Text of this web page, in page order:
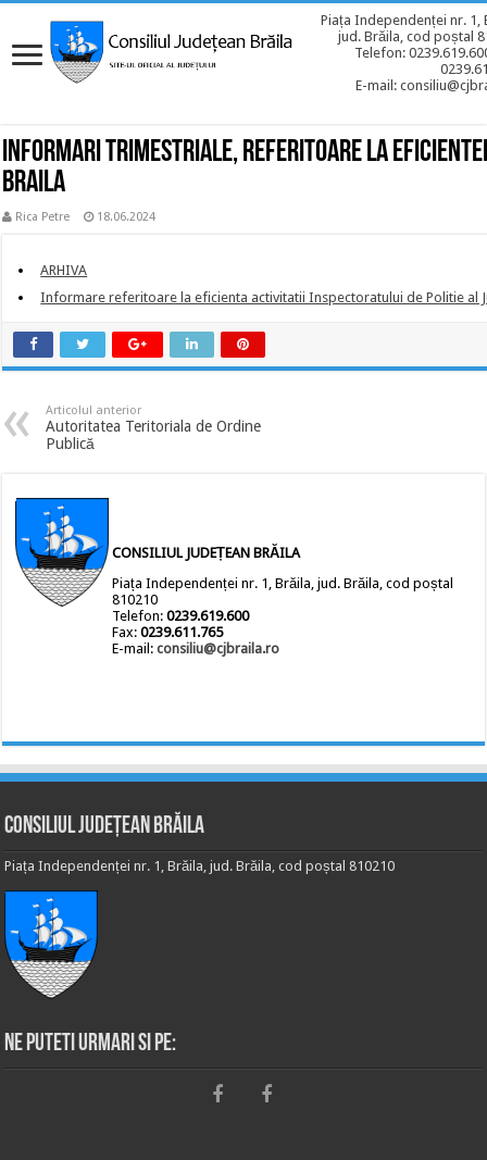
Piața Independenței nr. 1,
jud. Brăila, cod poștal
Telefon:
E-mail:
Informari trimestriale, referitoare la
Braila
Rica Petre 18.06.2024
ARHIVA
Informare referitoare la eficienta activitatii Inspectoratului de Politie al
Articolul anterior
Autoritatea Teritoriala de Ordine
Publică
CONSILIUL JUDEȚEAN BRĂILA
Piața Independenței nr. 1, Brăila, jud. Brăila, cod poștal
810210
Telefon:0239.619.600
Fax:0239.611.765
E-mail:consiliu@cjbraila.ro
Consiliul Județean Brăila
Piața Independenței nr. 1, Brăila, jud. Brăila, cod poștal 810210
Ne puteti urmari si pe: